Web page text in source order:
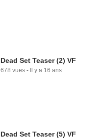
Dead Set Teaser (2) VF
678 vues - Il y a 16 ans
Dead Set Teaser (5) VF